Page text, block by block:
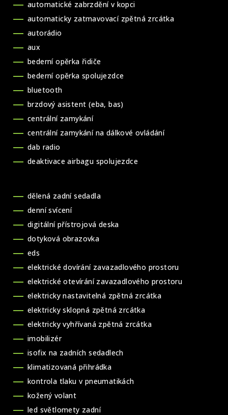
automatické zabrzdění v kopci
automaticky zatmavovací zpětná zrcátka
autorádio
aux
bederní opěrka řidiče
bederní opěrka spolujezdce
bluetooth
brzdový asistent (eba, bas)
centrální zamykání
centrální zamykání na dálkové ovládání
dab radio
deaktivace airbagu spolujezdce
dělená zadní sedadla
denní svícení
digitální přístrojová deska
dotyková obrazovka
eds
elektrické dovírání zavazadlového prostoru
elektrické otevírání zavazadlového prostoru
elektricky nastavitelná zpětná zrcátka
elektricky sklopná zpětná zrcátka
elektricky vyhřívaná zpětná zrcátka
imobilizér
isofix na zadních sedadlech
klimatizovaná přihrádka
kontrola tlaku v pneumatikách
kožený volant
led světlomety zadní